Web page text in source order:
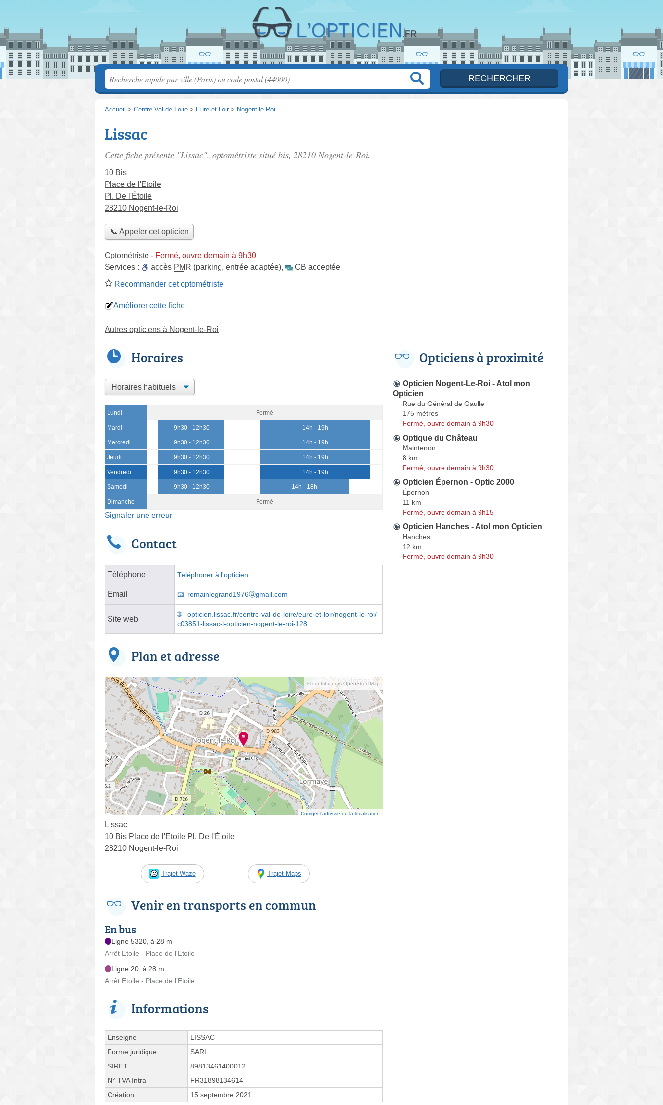
Accueil > Centre-Val de Loire > Eure-et-Loir > Nogent-le-Roi
Lissac
Cette fiche présente "Lissac", optométriste situé bis, 28210 Nogent-le-Roi.
10 Bis
Place de l'Etoile
Pl. De l'Étoile
28210 Nogent-le-Roi
📞 Appeler cet opticien
Optométriste - Fermé, ouvre demain à 9h30
Services :
accès PMR (parking, entrée adaptée),
CB acceptée
Recommander cet optométriste
Améliorer cette fiche
Autres opticiens à Nogent-le-Roi
Horaires
Lundi Fermé
Mardi 9h30 - 12h30 14h - 19h
Mercredi 9h30 - 12h30 14h - 19h
Jeudi 9h30 - 12h30 14h - 19h
Vendredi 9h30 - 12h30 14h - 19h
Samedi 9h30 - 12h30 14h - 18h
Dimanche Fermé
Signaler une erreur
Contact
Téléphone Téléphoner à l'opticien
Email romainlegrand1976ⓐgmail.com
Site web
opticien.lissac.fr/centre-val-de-loire/eure-et-loir/nogent-le-roi/
c03851-lissac-l-opticien-nogent-le-roi-128
Plan et adresse
© contributeurs OpenStreetMap
Corriger l’adresse ou la localisation
Lissac
10 Bis Place de l'Etoile Pl. De l'Étoile
28210 Nogent-le-Roi
Trajet Waze Trajet Maps
Venir en transports en commun
En bus
Ligne 5320, à 28 m
Arrêt Etoile - Place de l'Etoile
Ligne 20, à 28 m
Arrêt Etoile - Place de l’Etoile
Informations
Enseigne
LISSAC
Forme juridique
SARL
SIRET
89813461400012
N° TVA Intra.
FR31898134614
Création
15 septembre 2021
Opticiens à proximité
Opticien Nogent-Le-Roi - Atol mon
Opticien
Rue du Général de Gaulle
175 mètres
Fermé, ouvre demain à 9h30
Optique du Château
Maintenon
8 km
Fermé, ouvre demain à 9h30
Opticien Épernon - Optic 2000
Épernon
11 km
Fermé, ouvre demain à 9h15
Opticien Hanches - Atol mon Opticien
Hanches
12 km
Fermé, ouvre demain à 9h30